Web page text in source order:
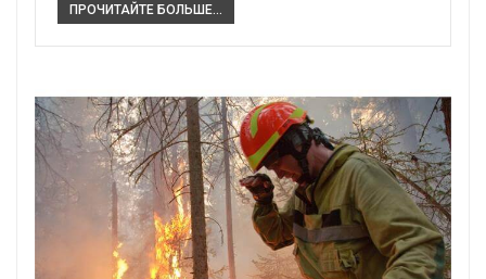
ПРОЧИТАЙТЕ БОЛЬШЕ...